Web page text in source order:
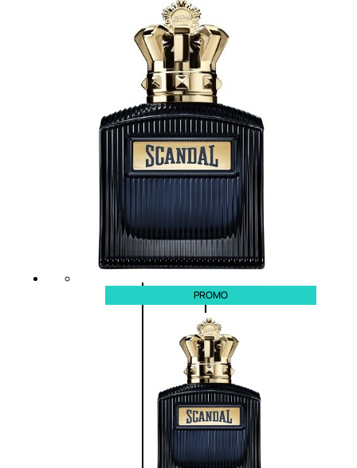
Bb E Cc Cream
Matita Occhi
Matita Sopracciglia
Mascara
Eyeliner
Rossetto
Matita Labbra
Gloss
Smalto
Smalto Effetti Speciali
Solventi Unghie
Occhi
Palette
occhi
Primer
occhi
Eyeliner
Mascara
Matita
occhi
PROMO